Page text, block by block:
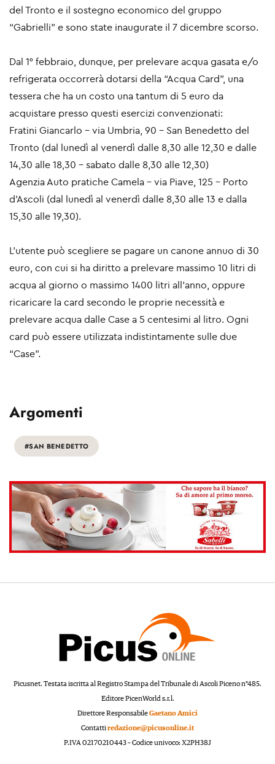
del Tronto e il sostegno economico del gruppo
“Gabrielli” e sono state inaugurate il 7 dicembre scorso.
Dal 1° febbraio, dunque, per prelevare acqua gasata e/o
refrigerata occorrerà dotarsi della “Acqua Card”, una
tessera che ha un costo una tantum di 5 euro da
acquistare presso questi esercizi convenzionati:
Fratini Giancarlo - via Umbria, 90 - San Benedetto del
Tronto (dal lunedì al venerdì dalle 8,30 alle 12,30 e dalle
14,30 alle 18,30 – sabato dalle 8,30 alle 12,30)
Agenzia Auto pratiche Camela - via Piave, 125 - Porto
d’Ascoli (dal lunedì al venerdì dalle 8,30 alle 13 e dalla
15,30 alle 19,30).
L’utente può scegliere se pagare un canone annuo di 30
euro, con cui si ha diritto a prelevare massimo 10 litri di
acqua al giorno o massimo 1400 litri all’anno, oppure
ricaricare la card secondo le proprie necessità e
prelevare acqua dalle Case a 5 centesimi al litro. Ogni
card può essere utilizzata indistintamente sulle due
“Case”.
Argomenti
#SAN BENEDETTO
Picusnet. Testata iscritta al Registro Stampa del Tribunale di Ascoli Piceno n°485.
Editore PicenWorld s.r.l.
Direttore ResponsabileGaetano Amici
Contattiredazione@picusonline.it
P.IVA 02170210443 – Codice univoco: X2PH38J